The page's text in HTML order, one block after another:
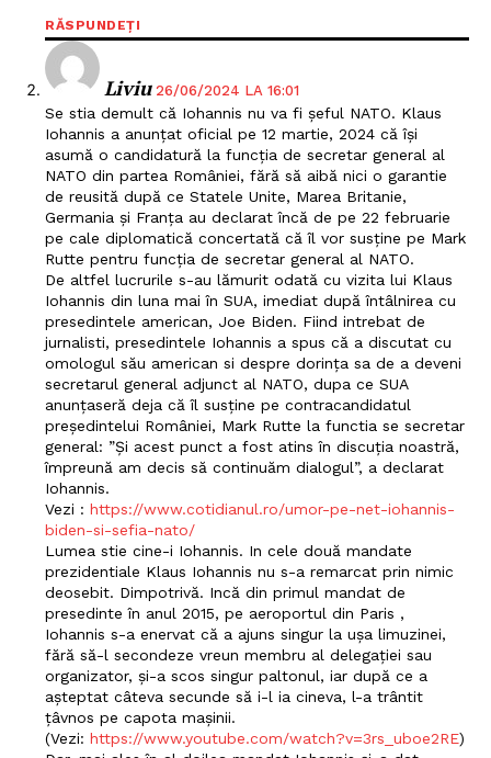
RĂSPUNDEȚI
Liviu 26/06/2024 LA 16:01
Se stia demult că Iohannis nu va fi șeful NATO. Klaus
Iohannis a anunțat oficial pe 12 martie, 2024 că își
asumă o candidatură la funcția de secretar general al
NATO din partea României, fără să aibă nici o garantie
de reusită după ce Statele Unite, Marea Britanie,
Germania și Franța au declarat încă de pe 22 februarie
pe cale diplomatică concertată că îl vor susține pe Mark
Rutte pentru funcția de secretar general al NATO.
De altfel lucrurile s-au lămurit odată cu vizita lui Klaus
Iohannis din luna mai în SUA, imediat după întâlnirea cu
presedintele american, Joe Biden. Fiind intrebat de
jurnalisti, presedintele Iohannis a spus că a discutat cu
omologul său american si despre dorința sa de a deveni
secretarul general adjunct al NATO, dupa ce SUA
anunțaseră deja că îl susține pe contracandidatul
președintelui României, Mark Rutte la functia se secretar
general: ”Și acest punct a fost atins în discuția noastră,
împreună am decis să continuăm dialogul”, a declarat
Iohannis.
Vezi : https://www.cotidianul.ro/umor-pe-net-iohannis-
biden-si-sefia-nato/
Lumea stie cine-i Iohannis. In cele două mandate
prezidentiale Klaus Iohannis nu s-a remarcat prin nimic
deosebit. Dimpotrivă. Incă din primul mandat de
presedinte în anul 2015, pe aeroportul din Paris ,
Iohannis s-a enervat că a ajuns singur la ușa limuzinei,
fără să-l secondeze vreun membru al delegației sau
organizator, și-a scos singur paltonul, iar după ce a
așteptat câteva secunde să i-l ia cineva, l-a trântit
țâvnos pe capota mașinii.
(Vezi: https://www.youtube.com/watch?v=3rs_uboe2RE)